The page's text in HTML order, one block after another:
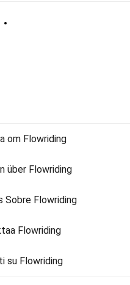
Flowriding
Flowriding
Flowriding
Flowriding
Flowriding